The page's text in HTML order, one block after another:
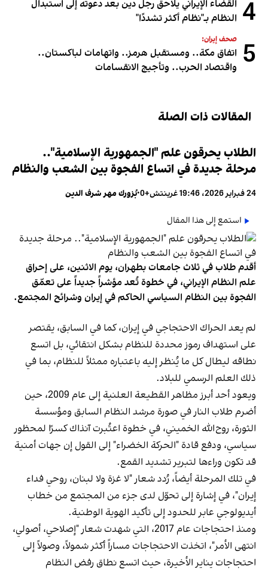
4 القضاء الإيراني يلاحق رجل دين بعد دعوته إلى استبدال
النظام بـ"نظام أكثر تشددًا"
5 صحف إيران:
اتفاق مكة.. ومستقبل هرمز.. واتهامات لباكستان..
واقتصاد الحرب.. وتأجيج الانقسامات
المقالات ذات الصلة
الطلاب يحرقون علم "الجمهورية الإسلامية"..
مرحلة جديدة في اتساع الفجوة بين الشعب والنظام
24 فبراير 2026، 19:46 غرينتش+0 •بُزورك مهر شرف الدين
استمع إلى هذا المقال
أقدم طلاب في ثلاث جامعات بطهران، يوم الاثنين، على إحراق
علم النظام الإيراني، في خطوة تُعد مؤشراً جديداً على تعمّق
الفجوة بين النظام السياسي الحاكم في إيران وشرائح المجتمع.
لم يعد الحراك الاحتجاجي في إيران، كما في السابق، يقتصر
على استهداف رموز محددة للنظام بشكل انتقائي، بل اتسع
نطاقه ليطال كل ما يُنظر إليه باعتباره ممثلاً للنظام، بما في
ذلك العلم الرسمي للبلاد.
ويعود أحد أبرز مظاهر القطيعة العلنية إلى عام 2009، حين
أضرم طلاب النار في صورة مرشد النظام السابق ومؤسسة
الثورة، روح‌الله الخميني، في خطوة اعتُبرت آنذاك كسرًا لمحظور
سياسي، ودفع قادة "الحركة الخضراء" إلى القول إن جهات أمنية
قد تكون وراءها لتبرير تشديد القمع.
في تلك المرحلة أيضاً، رُدد شعار "لا غزة ولا لبنان، روحي فداء
إيران"، في إشارة إلى تحوّل لدى جزء من المجتمع من خطاب
أيديولوجي عابر للحدود إلى تأكيد الهوية الوطنية.
ومنذ احتجاجات عام 2017، التي شهدت شعار "إصلاحي، أصولي،
انتهى الأمر"، اتخذت الاحتجاجات مساراً أكثر شمولاً، وصولاً إلى
احتجاجات يناير الأخيرة، حيث اتسع نطاق رفض النظام